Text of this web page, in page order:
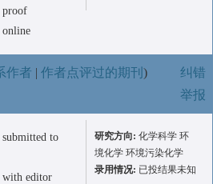
proof
online
作者 | 作者点评过的期刊 )
纠错
举报
to
with editor
研究方向: 化学科学 环
境化学 环境污染化学
录用情况: 已投结果未知